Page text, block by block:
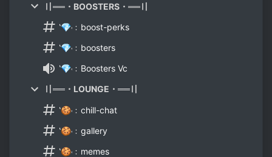
〢══・BOOSTERS・══〢
‛💎˓﹕boost-perks
‛💎˓﹕boosters
‛💎˓﹕Boosters Vc
〢══・LOUNGE・══〢
‛🍪˓﹕chill-chat
‛🍪˓﹕gallery
‛🍪˓﹕memes